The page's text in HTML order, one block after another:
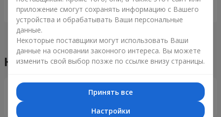
Заказать Заказать
Наши достижения
Доставка цветов года в Украине
«Выбор страны»
приложение смогут сохранять информацию с Вашего
устройства и обрабатывать Ваши персональные
данные.
Некоторые поставщики могут использовать Ваши
данные на основании законного интереса. Вы можете
изменить свой выбор позже по ссылке внизу страницы.
Принять все
Настройки